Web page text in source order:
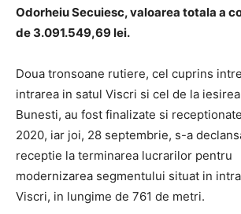
Odorheiu Secuiesc, valoarea totala a
de 3.091.549,69 lei.
Doua tronsoane rutiere, cel cuprins
intrarea in satul Viscri si cel de la
Bunesti, au fost finalizate si
2020, iar joi, 28 septembrie, s-a
receptie la terminarea lucrarilor pentru
modernizarea segmentului situat in
Viscri, in lungime de 761 de metri.